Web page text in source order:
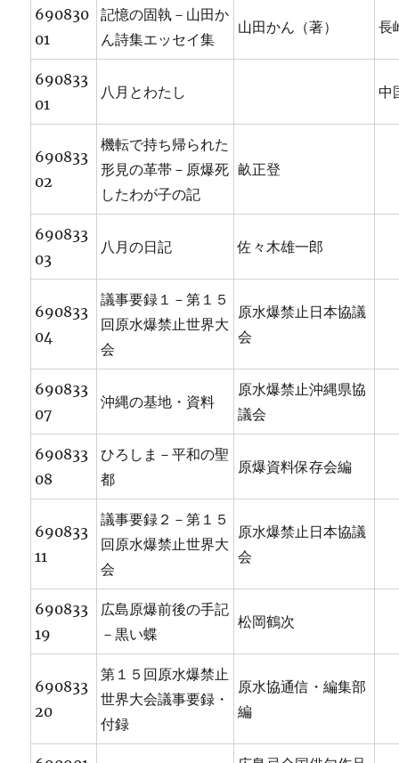
690830
01
記憶の固執－山田か
ん詩集エッセイ集
山田かん（著） 長
690833
01
八月とわたし 中
690833
02
機転で持ち帰られた
形見の革帯－原爆死
したわが子の記
畝正登
690833
03
八月の日記 佐々木雄一郎
690833
04
議事要録１－第１５
回原水爆禁止世界大
会
原水爆禁止日本協議
会
690833
07
沖縄の基地・資料
原水爆禁止沖縄県協
議会
690833
08
ひろしま－平和の聖
都
原爆資料保存会編
690833
11
議事要録２－第１５
回原水爆禁止世界大
会
原水爆禁止日本協議
会
690833
19
広島原爆前後の手記
－黒い蝶
松岡鶴次
690833
20
第１５回原水爆禁止
世界大会議事要録・
付録
原水協通信・編集部
編